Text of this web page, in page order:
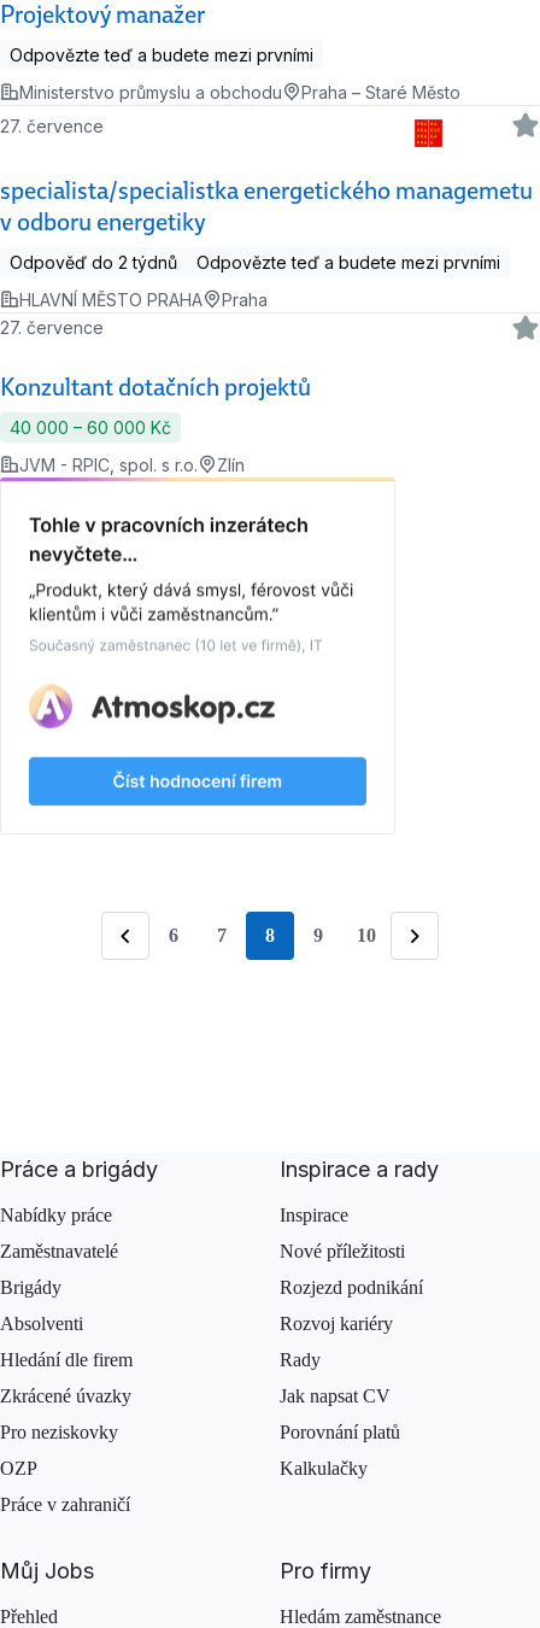
Projektový manažer
Odpovězte teď a budete mezi prvními
Ministerstvo průmyslu a obchodu
Praha – Staré Město
specialista/specialistka energetického managemetu
v odboru energetiky
27. července
Odpověď do 2 týdnů
Odpovězte teď a budete mezi prvními
HLAVNÍ MĚSTO PRAHA
Praha
Konzultant dotačních projektů
27. července
40 000 ‍–‍ 60 000 Kč
JVM - RPIC, spol. s r.o.
Zlín
Předchozí
6 7 stránka
8 9 10
Následující
Práce a brigády
Nabídky práce
Zaměstnavatelé
Brigády
Absolventi
Hledání dle firem
Zkrácené úvazky
Pro neziskovky
OZP
Práce v zahraničí
Inspirace a rady
Inspirace
Nové příležitosti
Rozjezd podnikání
Rozvoj kariéry
Rady
Jak napsat CV
Porovnání platů
Kalkulačky
Můj Jobs
Přehled
Pro firmy
Hledám zaměstnance